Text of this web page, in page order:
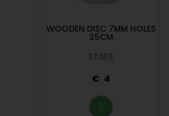
WOODEN DISC 7MM HOLES
25CM
STAFIL
4